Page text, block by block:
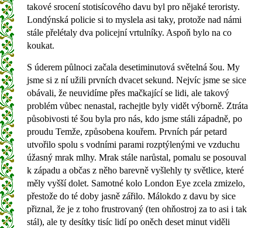
takové srocení stotisícového davu byl pro nějaké teroristy.
Londýnská policie si to myslela asi taky, protože nad námi
stále přelétaly dva policejní vrtulníky. Aspoň bylo na co
koukat.
S úderem půlnoci začala desetiminutová světelná šou. My
jsme si z ní užili prvních dvacet sekund. Nejvíc jsme se sice
obávali, že neuvidíme přes mačkající se lidi, ale takový
problém vůbec nenastal, rachejtle byly vidět výborně. Ztráta
působivosti té šou byla pro nás, kdo jsme stáli západně, po
proudu Temže, způsobena kouřem. Prvních pár petard
utvořilo spolu s vodními parami rozptýlenými ve vzduchu
úžasný mrak mlhy. Mrak stále narůstal, pomalu se posouval
k západu a občas z něho barevně vyšlehly ty světlice, které
měly vyšší dolet. Samotné kolo London Eye zcela zmizelo,
přestože do té doby jasně zářilo. Málokdo z davu by sice
přiznal, že je z toho frustrovaný (ten ohňostroj za to asi i tak
stál), ale ty desítky tisíc lidí po oněch deset minut viděli